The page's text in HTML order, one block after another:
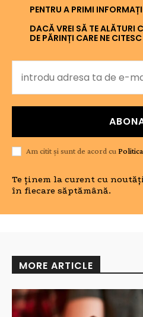
PENTRU A PRIMI
DACĂ VREI SĂ TE
DE PĂRINȚI CARE NE
Am citit și sunt de acord cu
Te ținem la curent cu
în fiecare săptămână.
MORE ARTICLE